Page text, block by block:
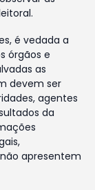
é vedada a
órgãos e
as
devem ser
agentes
da
apresentem